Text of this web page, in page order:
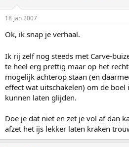
18 jan 2007
Ok, ik snap je verhaal.
Ik rij zelf nog steeds met Carve-
te heel erg prettig maar op het
mogelijk achterop staan (en
effect wat uitschakelen) om de
kunnen laten glijden.
Doe je dat niet en zet je vol af dan
afzet het ijs lekker laten kraken